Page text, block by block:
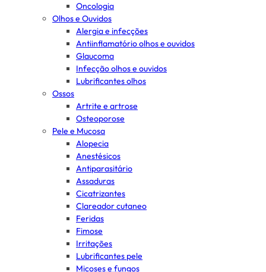
Oncologia
Olhos e Ouvidos
Alergia e infecções
Antiinflamatório olhos e ouvidos
Glaucoma
Infecção olhos e ouvidos
Lubrificantes olhos
Ossos
Artrite e artrose
Osteoporose
Pele e Mucosa
Alopecia
Anestésicos
Antiparasitário
Assaduras
Cicatrizantes
Clareador cutaneo
Feridas
Fimose
Irritações
Lubrificantes pele
Micoses e fungos